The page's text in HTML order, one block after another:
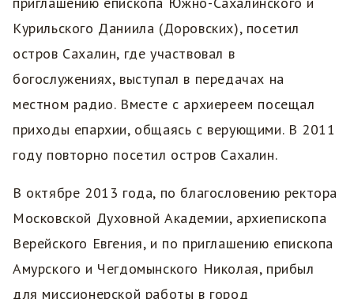
Курильского Даниила (Доровских), посетил
остров Сахалин, где участвовал в
богослужениях, выступал в передачах на
местном радио. Вместе с архиереем посещал
приходы епархии, общаясь с верующими. В 2011
году повторно посетил остров Сахалин.
В октябре 2013 года, по благословению ректора
Московской Духовной Академии, архиепископа
Верейского Евгения, и по приглашению епископа
Амурского и Чегдомынского Николая, прибыл
для миссионерской работы в город